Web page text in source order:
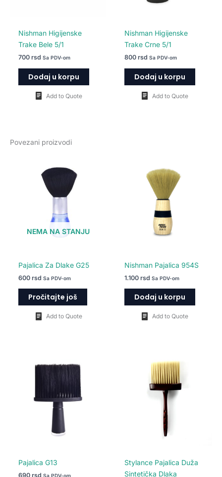
Nishman Higijenske
Trake Bele 5/1
700 rsd Sa PDV-om
Dodaj u korpu
Add to Quote
Nishman Higijenske
Trake Crne 5/1
800 rsd Sa PDV-om
Dodaj u korpu
Add to Quote
Povezani proizvodi
NEMA NA STANJU
Pajalica Za Dlake G25
600 rsd Sa PDV-om
Pročitajte još
Add to Quote
Nishman Pajalica 954S
1.100 rsd Sa PDV-om
Dodaj u korpu
Add to Quote
Pajalica G13
690 rsd Sa PDV-om
Stylance Pajalica Duža
Sintetička Dlaka